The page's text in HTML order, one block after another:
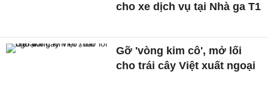
cho xe dịch vụ tại Nhà ga T1
Gỡ 'vòng kim cô', mở lối
cho trái cây Việt xuất ngoại